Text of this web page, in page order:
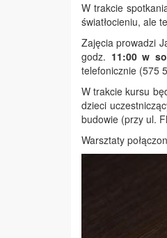
W trakcie
światłocieniu, ale
Zajęcia prowadzi
godz. 11:00 w
telefonicznie (575
W trakcie kursu
dzieci
budowie (przy ul.
Warsztaty